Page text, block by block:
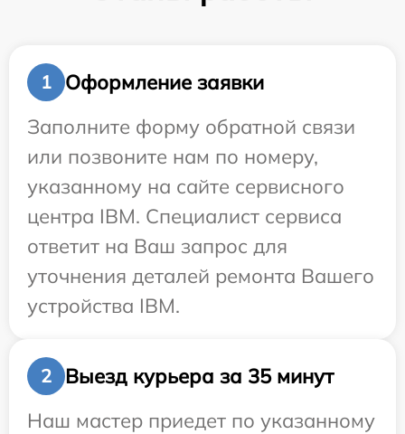
1
Оформление заявки
Заполните форму обратной связи
или позвоните нам по номеру,
указанному на сайте сервисного
центра IBM. Специалист сервиса
ответит на Ваш запрос для
уточнения деталей ремонта Вашего
устройства IBM.
2
Выезд курьера за 35 минут
Наш мастер приедет по указанному